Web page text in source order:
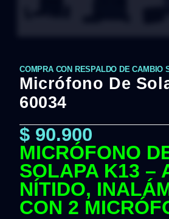
COMPRA CON RESPALDO DE CAMBIO
Micrófono De
60034
$ 90.900
MICRÓFONO
SOLAPA K13 –
NÍTIDO,
CON 2